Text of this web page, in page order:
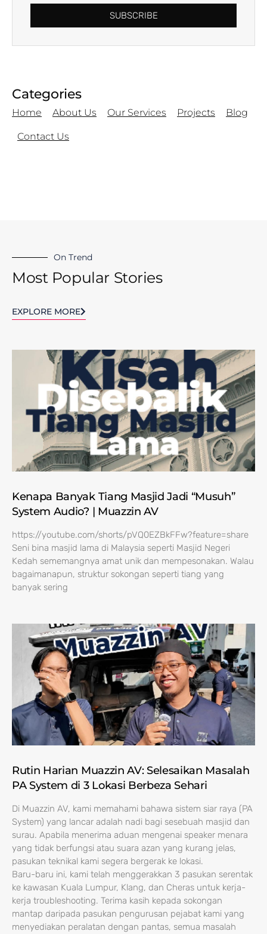
SUBSCRIBE
Categories
Home About Us Our Services Projects Blog
Contact Us
On Trend
Most Popular Stories
EXPLORE MORE
Kenapa Banyak Tiang Masjid Jadi “Musuh”
System Audio? | Muazzin AV
https://youtube.com/shorts/pVQ0EZBkFFw?feature=share
Seni bina masjid lama di Malaysia seperti Masjid Negeri
Kedah sememangnya amat unik dan mempesonakan. Walau
bagaimanapun, struktur sokongan seperti tiang yang
banyak sering
Rutin Harian Muazzin AV: Selesaikan Masalah
PA System di 3 Lokasi Berbeza Sehari
Di Muazzin AV, kami memahami bahawa sistem siar raya (PA
System) yang lancar adalah nadi bagi sesebuah masjid dan
surau. Apabila menerima aduan mengenai speaker menara
yang tidak berfungsi atau suara azan yang kurang jelas,
pasukan teknikal kami segera bergerak ke lokasi.
Baru-baru ini, kami telah menggerakkan 3 pasukan serentak
ke kawasan Kuala Lumpur, Klang, dan Cheras untuk kerja-
kerja troubleshooting. Terima kasih kepada sokongan
mantap daripada pasukan pengurusan pejabat kami yang
menyediakan peralatan dengan pantas, semua masalah